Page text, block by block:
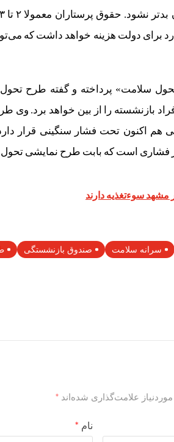
استخدام کنند، سالانه ۶۰۰ میلیارد برای دولت
سلامت» پرداخته و گفته طرح
بازنشسته را از بین خواهد برد.
هم اکنون تحت فشار سنگینی قرار
از فشاری است که بابت طرح نمایشی
سرانه سلامت صندوق بازنشستگی
علامت‌گذاری شده‌اند *
نام *